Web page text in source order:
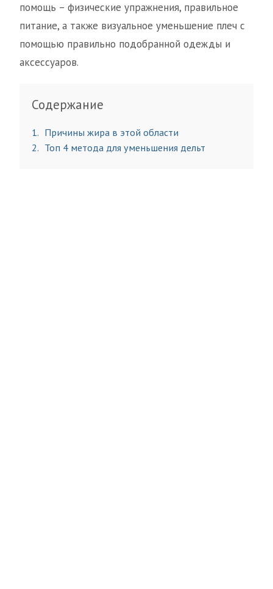
помощь – физические упражнения, правильное
питание, а также визуальное уменьшение плеч с
помощью правильно подобранной одежды и
аксессуаров.
Содержание
1
Причины жира в этой области
2
Топ 4 метода для уменьшения дельт